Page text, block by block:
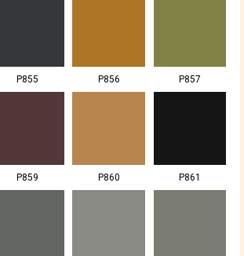
P855 P856 P857
P859 P860 P861